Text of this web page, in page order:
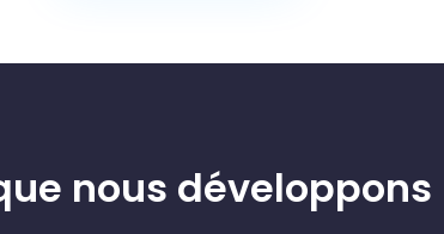
nous développons